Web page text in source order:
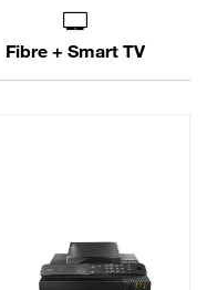
Fibre + Smart TV
Lite Fibre